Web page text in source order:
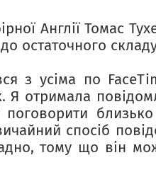
Англії Томас
остаточного
з усіма по
Я отримала
близько
спосіб
тому що він